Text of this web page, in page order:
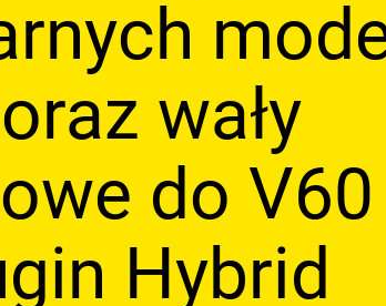
wały
do V60
Hybrid